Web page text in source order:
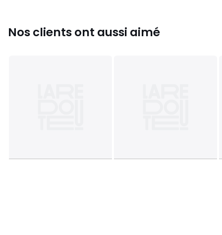
Tailles Taille unique
Nos clients ont aussi aimé